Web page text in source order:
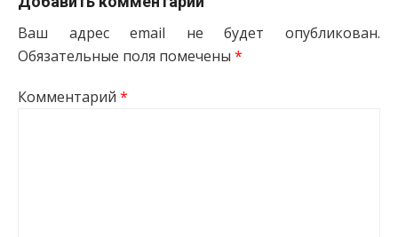
Ваш адрес email не будет опубликован.
Обязательные поля помечены *
Комментарий *